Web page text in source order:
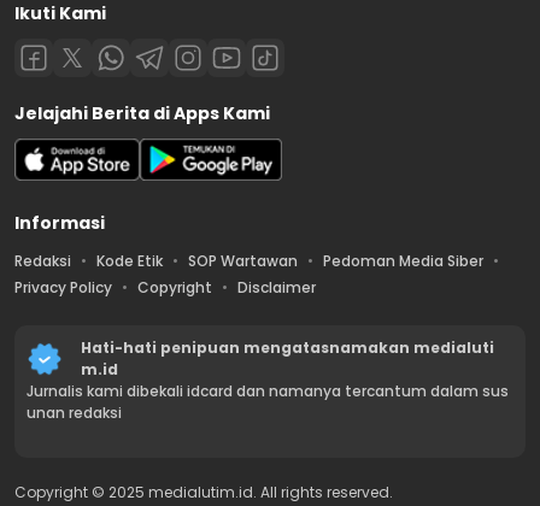
Ikuti Kami
Jelajahi Berita di Apps Kami
Informasi
Redaksi Kode Etik SOP Wartawan
Pedoman Media Siber
Privacy Policy
Copyright Disclaimer
Hati-hati penipuan mengatasnamakan medialuti
m.id
Jurnalis kami dibekali idcard dan namanya tercantum dalam sus
unan redaksi
Copyright © 2025 medialutim.id. All rights reserved.